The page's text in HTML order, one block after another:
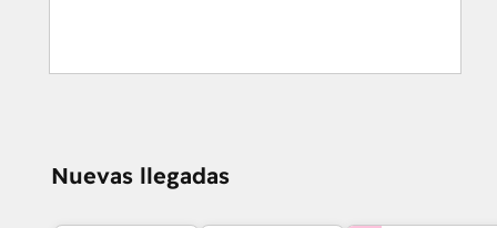
Nuevas llegadas